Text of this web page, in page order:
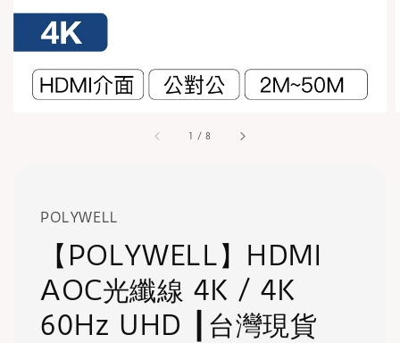
1 /8
POLYWELL
【POLYWELL】HDMI
AOC光纖線 4K / 4K
60Hz UHD ┃台灣現貨